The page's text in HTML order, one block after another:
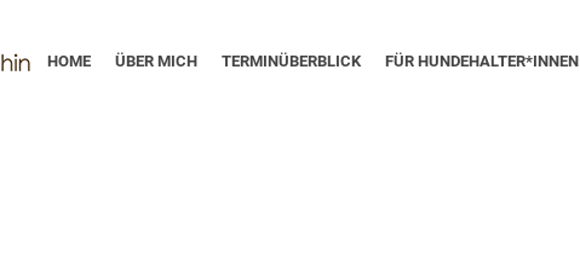
HOME ÜBER MICH TERMINÜBERBLICK FÜR HUNDEHALTER*INNEN